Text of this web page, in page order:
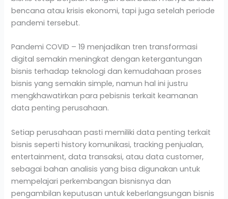
bencana atau krisis ekonomi, tapi juga setelah periode
pandemi tersebut.
Pandemi COVID – 19 menjadikan tren transformasi
digital semakin meningkat dengan ketergantungan
bisnis terhadap teknologi dan kemudahaan proses
bisnis yang semakin simple, namun hal ini justru
mengkhawatirkan para pebisnis terkait keamanan
data penting perusahaan.
Setiap perusahaan pasti memiliki data penting terkait
bisnis seperti history komunikasi, tracking penjualan,
entertainment, data transaksi, atau data customer,
sebagai bahan analisis yang bisa digunakan untuk
mempelajari perkembangan bisnisnya dan
pengambilan keputusan untuk keberlangsungan bisnis